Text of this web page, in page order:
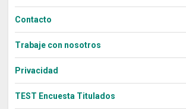
Contacto
Trabaje con nosotros
Privacidad
TEST Encuesta Titulados